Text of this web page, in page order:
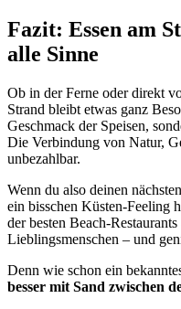
Fazit: Essen am
alle Sinne
Ob in der Ferne oder direkt
Strand bleibt etwas ganz
Geschmack der Speisen,
Die Verbindung von Natur,
unbezahlbar.
Wenn du also deinen
ein bisschen Küsten-Feeling
der besten Beach-
Lieblingsmenschen – und
Denn wie schon ein
besser mit Sand zwischen